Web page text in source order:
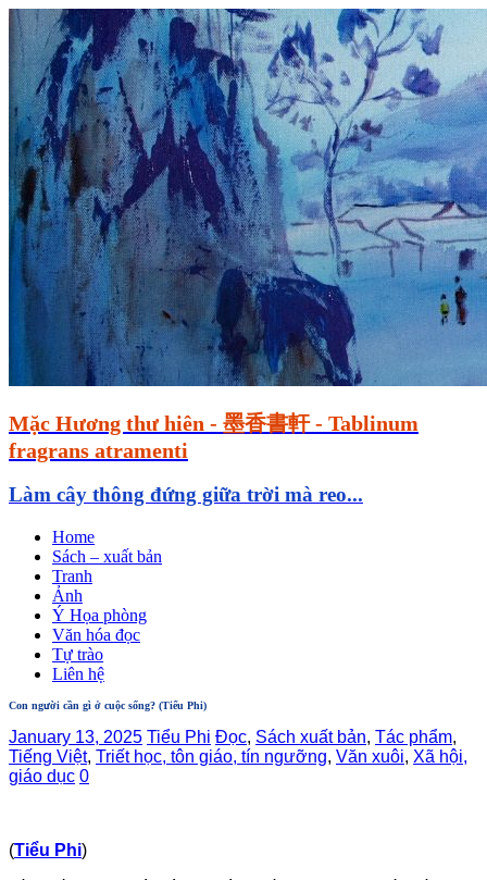
Mặc Hương thư hiên - 墨香書軒 - Tablinum
fragrans atramenti
Làm cây thông đứng giữa trời mà reo...
Home
Sách – xuất bản
Tranh
Ảnh
Ý Họa phòng
Văn hóa đọc
Tự trào
Liên hệ
Con người cần gì ở cuộc sống? (Tiểu Phi)
January 13, 2025 Tiểu Phi Đọc, Sách xuất bản, Tác phẩm,
Tiếng Việt, Triết học, tôn giáo, tín ngưỡng, Văn xuôi, Xã hội,
giáo dục 0
(Tiểu Phi)